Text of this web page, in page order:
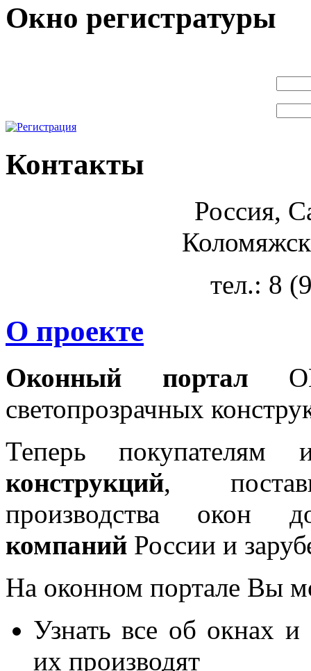
Окно регистратуры
Контакты
Россия,
тел.: 8
О проекте
Оконный портал
светопрозрачных
Теперь покупателям
конструкций,
производства окон
компаний России и
На оконном портале Вы
Узнать все об окнах и
их производят